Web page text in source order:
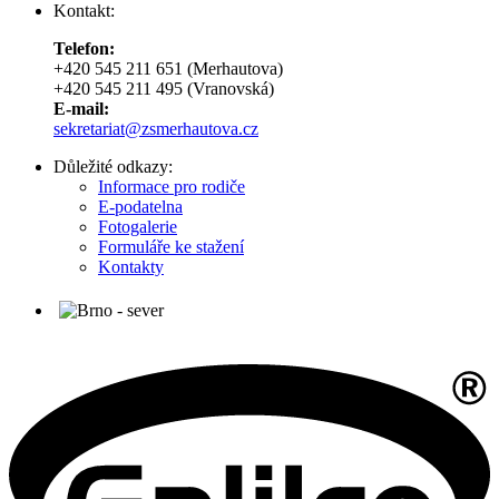
Kontakt:
Telefon:
+420 545 211 651 (Merhautova)
+420 545 211 495 (Vranovská)
E-mail:
sekretariat@zsmerhautova.cz
Důležité odkazy:
Informace pro rodiče
E-podatelna
Fotogalerie
Formuláře ke stažení
Kontakty